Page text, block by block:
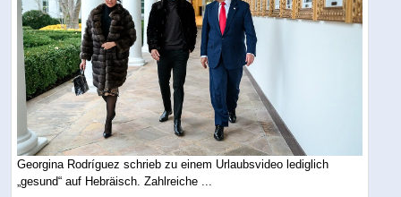
Georgina Rodríguez schrieb zu einem Urlaubsvideo lediglich
„gesund“ auf Hebräisch. Zahlreiche ...